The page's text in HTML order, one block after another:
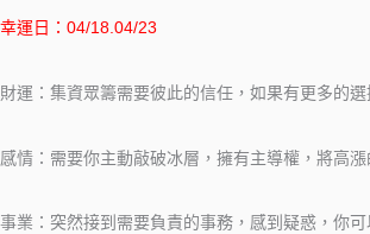
幸運日：04/18.04/23
財運：集資眾籌需要彼此的信任，如果有更多的
感情：需要你主動敲破冰層，擁有主導權，將高
事業：突然接到需要負責的事務，感到疑惑，你